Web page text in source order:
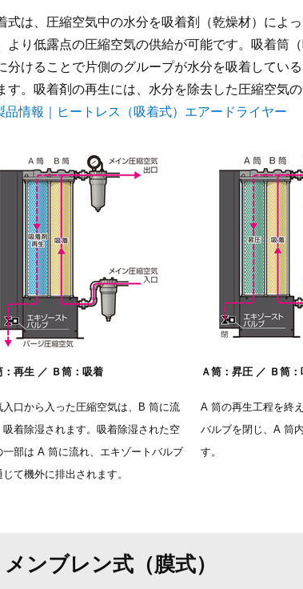
式は、圧縮空気中の水分を吸着剤（乾燥材）によ
より低露点の圧縮空気の供給が可能です。吸着筒
分けることで片側のグループが水分を吸着してい
す。吸着剤の再生には、水分を除去した圧縮空気の
品情報｜ヒートレス（吸着式）エアードライヤー
：再生 ／ Ｂ筒：吸着
入口から入った圧縮空気は、B 筒に流
吸着除湿されます。吸着除湿された空
一部は A 筒に流れ、エキゾートバルブ
じて機外に排出されます。
Ａ筒：昇圧 ／ Ｂ筒
A 筒の再生工程を終
バルブを閉じ、A 筒
す。
メンブレン式（膜式）